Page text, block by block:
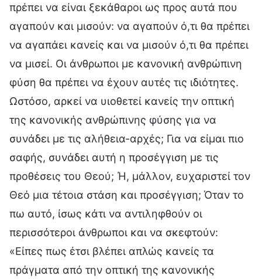
πρέπει να είναι ξεκάθαροι ως προς αυτά που
αγαπούν και μισούν: να αγαπούν ό,τι θα πρέπει
να αγαπάει κανείς και να μισούν ό,τι θα πρέπει
να μισεί. Οι άνθρωποι με κανονική ανθρώπινη
φύση θα πρέπει να έχουν αυτές τις ιδιότητες.
Ωστόσο, αρκεί να υιοθετεί κανείς την οπτική
της κανονικής ανθρώπινης φύσης για να
συνάδει με τις αλήθεια-αρχές; Για να είμαι πιο
σαφής, συνάδει αυτή η προσέγγιση με τις
προθέσεις του Θεού; Ή, μάλλον, ευχαριστεί τον
Θεό μια τέτοια στάση και προσέγγιση; Όταν το
πω αυτό, ίσως κάτι να αντιληφθούν οι
περισσότεροι άνθρωποι και να σκεφτούν:
«Είπες πως έτσι βλέπει απλώς κανείς τα
πράγματα από την οπτική της κανονικής